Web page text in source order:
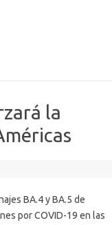
la
BA.4 y BA.5 de
por COVID-19 en las